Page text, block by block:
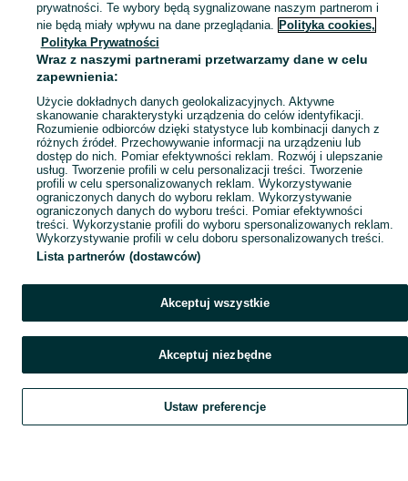
Szukaj Obserwujesz Dodaj Czat Konto
prywatności. Te wybory będą sygnalizowane naszym partnerom i
nie będą miały wpływu na dane przeglądania. Polityka cookies,
Polityka Prywatności
Wraz z naszymi partnerami przetwarzamy dane w celu
zapewnienia:
Użycie dokładnych danych geolokalizacyjnych. Aktywne
skanowanie charakterystyki urządzenia do celów identyfikacji.
Rozumienie odbiorców dzięki statystyce lub kombinacji danych z
różnych źródeł. Przechowywanie informacji na urządzeniu lub
dostęp do nich. Pomiar efektywności reklam. Rozwój i ulepszanie
usług. Tworzenie profili w celu personalizacji treści. Tworzenie
profili w celu spersonalizowanych reklam. Wykorzystywanie
ograniczonych danych do wyboru reklam. Wykorzystywanie
ograniczonych danych do wyboru treści. Pomiar efektywności
treści. Wykorzystanie profili do wyboru spersonalizowanych reklam.
Wykorzystywanie profili w celu doboru spersonalizowanych treści.
Lista partnerów (dostawców)
Akceptuj wszystkie
Akceptuj niezbędne
Ustaw preferencje